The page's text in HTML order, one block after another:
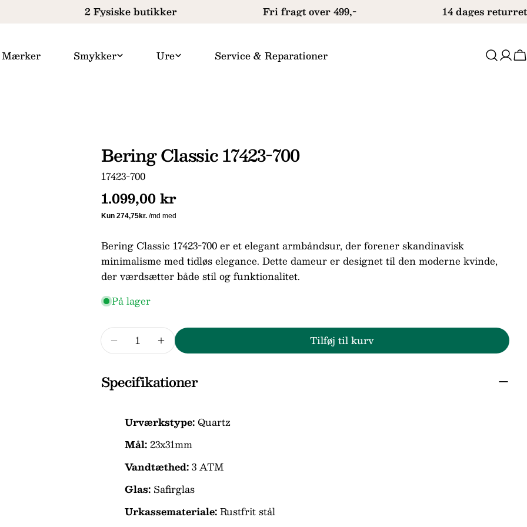
2 Fysiske butikker Fri fragt over 499,- 14 dages returret
Mærker Smykker Ure Service & Reparationer
Bering Classic 17423-700
SKU:
17423-700
Normal
pris
1.099,00 kr
Bering Classic 17423-700 er et elegant armbåndsur, der forener skandinavisk
minimalisme med tidløs elegance. Dette dameur er designet til den moderne kvinde,
der værdsætter både stil og funktionalitet.
På lager
Reducer mængden for Bering Classic 17423-700
Forøg mængden for Bering Classic 17423-700
Tilføj til kurv
Specifikationer
Urværkstype:Quartz
Mål:23x31mm
Vandtæthed:3 ATM
Glas: Safirglas
Urkassemateriale:Rustfrit stål
Din
besked
Felterne markeret med * er obligatoriske.